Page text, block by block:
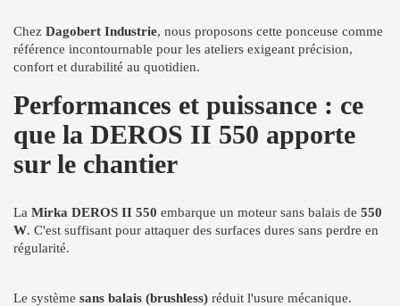
Chez Dagobert Industrie, nous proposons cette ponceuse comme
référence incontournable pour les ateliers exigeant précision,
confort et durabilité au quotidien.
Performances et puissance : ce
que la DEROS II 550 apporte
sur le chantier
La Mirka DEROS II 550 embarque un moteur sans balais de 550
W. C'est suffisant pour attaquer des surfaces dures sans perdre en
régularité.
Le système sans balais (brushless) réduit l'usure mécanique.